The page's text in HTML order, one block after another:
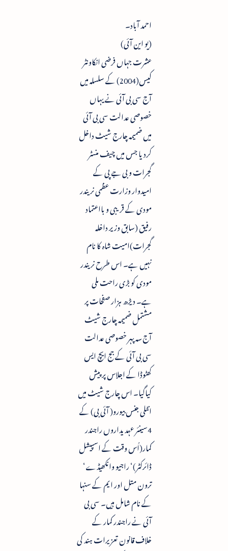
احمد آباد۔
(یو این آئی)
عشرت جہاں فرضی انکاونٹر
کیس(2004) کے سلسلہ میں
آج سی بی آئی نے یہاں
خصوصی عدالت سی بی آئی
میں ضمیمہ چارج شیٹ داخل
کردیا جس میں چیف منسٹر
گجرات و بی جے پی کے
امیدوار وزارت عظمی نریندر
مودی کے قریبی و بااعتماد
رفیق (سابق وزیر داخلہ
گجرات)امیت شاہ کا نام
نہیں ہے۔ اس طرح نریندر
مودی کو بڑی راحت ملی
ہے۔ دیڑھ ہزار صفحات پر
مشتمل ضمیمہ چارج شیٹ
آج سہ پہر خصوصی عدالت
سی بی آئی کے جج ایچ ایس
کھٹوڈا کے اجلاس پر پیش
کیاگیا۔ اس چارج شیٹ میں
انٹلی جنس بیورو( آئی بی) کے
4سینئر عہدیداروں راجندر
کمار(اُس وقت کے اسپیشل
ڈائرکٹر)‘ راجیو وانکھیڈے‘
ترون متل اور ایم کے سنہا
کے نام شامل ہیں۔ سی بی
آئی نے راجندر کمار کے
خلاف قانون تعزیرات ہند کی